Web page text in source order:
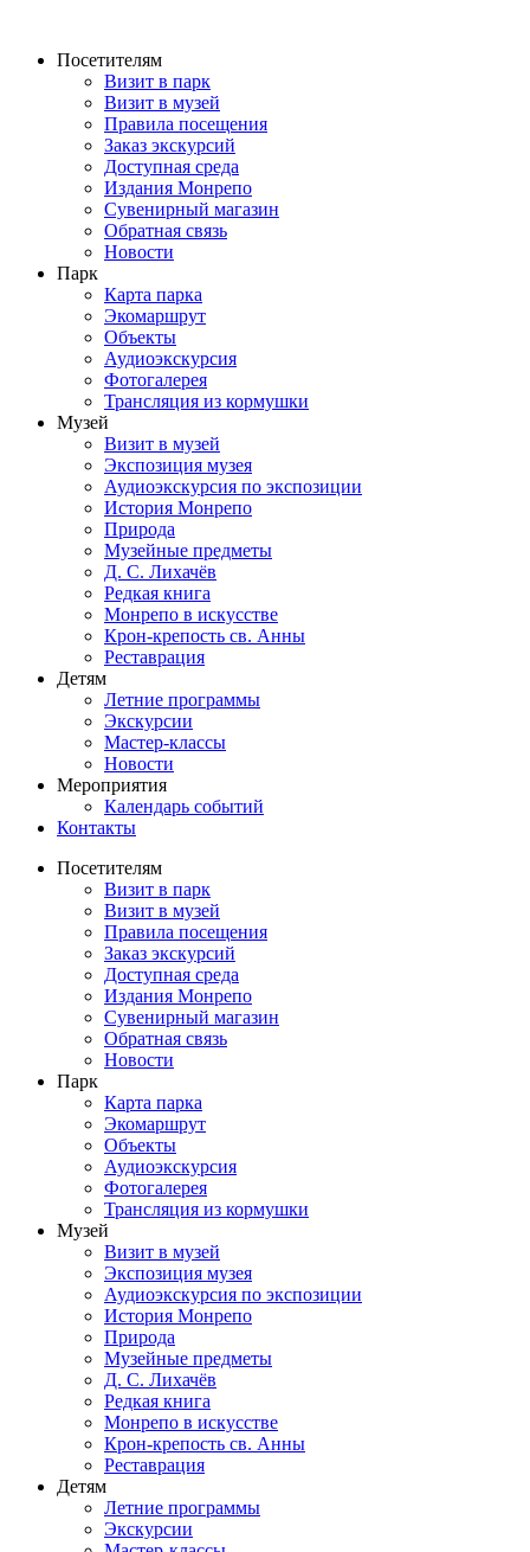
содержимому
Посетителям
Визит в парк
Визит в музей
Правила посещения
Заказ экскурсий
Доступная среда
Издания Монрепо
Сувенирный магазин
Обратная связь
Новости
Парк
Карта парка
Экомаршрут
Объекты
Аудиоэкскурсия
Фотогалерея
Трансляция из кормушки
Музей
Визит в музей
Экспозиция музея
Аудиоэкскурсия по экспозиции
История Монрепо
Природа
Музейные предметы
Д. С. Лихачёв
Редкая книга
Монрепо в искусстве
Крон-крепость св. Анны
Реставрация
Детям
Летние программы
Экскурсии
Мастер-классы
Новости
Мероприятия
Календарь событий
Контакты
Посетителям
Визит в парк
Визит в музей
Правила посещения
Заказ экскурсий
Доступная среда
Издания Монрепо
Сувенирный магазин
Обратная связь
Новости
Парк
Карта парка
Экомаршрут
Объекты
Аудиоэкскурсия
Фотогалерея
Трансляция из кормушки
Музей
Визит в музей
Экспозиция музея
Аудиоэкскурсия по экспозиции
История Монрепо
Природа
Музейные предметы
Д. С. Лихачёв
Редкая книга
Монрепо в искусстве
Крон-крепость св. Анны
Реставрация
Детям
Летние программы
Экскурсии